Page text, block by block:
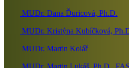
MUDr. Dana Ďuricová, Ph.D.
MUDr. Kristýna Kubíčková,
MUDr. Martin Kolář
MUDr. Martin Lukáš, Ph.D.,